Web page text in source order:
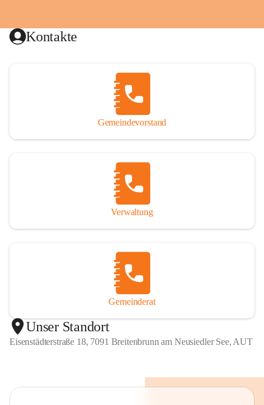
Kontakte
Gemeindevorstand
Verwaltung
Gemeinderat
Unser Standort
Eisenstädterstraße 18, 7091 Breitenbrunn am Neusiedler See, AUT